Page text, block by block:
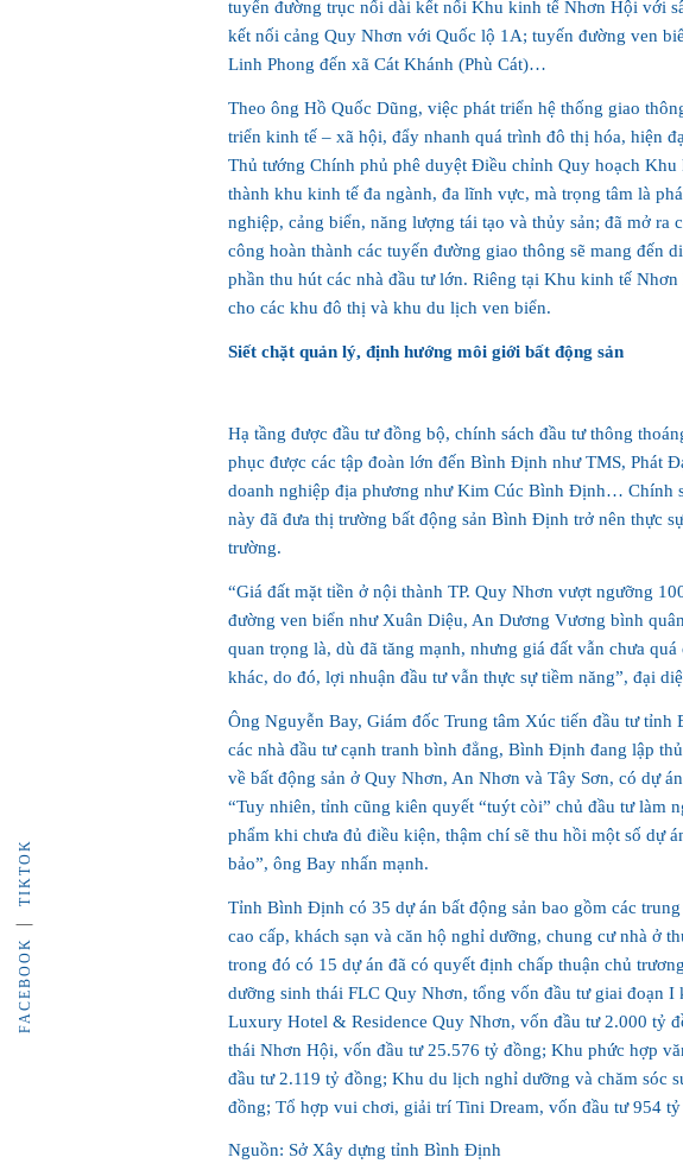
FACEBOOK
TIKTOK
tuyến đường trục nối dài kết nối Khu kinh tế Nhơn Hội với
kết nối cảng Quy Nhơn với Quốc lộ 1A; tuyến đường ven
Linh Phong đến xã Cát Khánh (Phù Cát)…
Theo ông Hồ Quốc Dũng, việc phát triển hệ thống giao
triển kinh tế – xã hội, đẩy nhanh quá trình đô thị hóa, hiện
Thủ tướng Chính phủ phê duyệt Điều chỉnh Quy hoạch
thành khu kinh tế đa ngành, đa lĩnh vực, mà trọng tâm là
nghiệp, cảng biển, năng lượng tái tạo và thủy sản; đã mở
công hoàn thành các tuyến đường giao thông sẽ mang đến
phần thu hút các nhà đầu tư lớn. Riêng tại Khu kinh tế
cho các khu đô thị và khu du lịch ven biển.
Siết chặt quản lý, định hướng môi giới bất động sản
Hạ tầng được đầu tư đồng bộ, chính sách đầu tư thông
phục được các tập đoàn lớn đến Bình Định như TMS, Phát
doanh nghiệp địa phương như Kim Cúc Bình Định… Chính
này đã đưa thị trường bất động sản Bình Định trở nên thực
trường.
“Giá đất mặt tiền ở nội thành TP. Quy Nhơn vượt ngưỡng
đường ven biển như Xuân Diệu, An Dương Vương bình
quan trọng là, dù đã tăng mạnh, nhưng giá đất vẫn chưa
khác, do đó, lợi nhuận đầu tư vẫn thực sự tiềm năng”, đại
Ông Nguyễn Bay, Giám đốc Trung tâm Xúc tiến đầu tư
các nhà đầu tư cạnh tranh bình đẳng, Bình Định đang lập
về bất động sản ở Quy Nhơn, An Nhơn và Tây Sơn, có dự
“Tuy nhiên, tỉnh cũng kiên quyết “tuýt còi” chủ đầu tư làm
phẩm khi chưa đủ điều kiện, thậm chí sẽ thu hồi một số dự
bảo”, ông Bay nhấn mạnh.
Tỉnh Bình Định có 35 dự án bất động sản bao gồm các
cao cấp, khách sạn và căn hộ nghỉ dưỡng, chung cư nhà ở
trong đó có 15 dự án đã có quyết định chấp thuận chủ
dưỡng sinh thái FLC Quy Nhơn, tổng vốn đầu tư giai đoạn
Luxury Hotel & Residence Quy Nhơn, vốn đầu tư 2.000 tỷ
thái Nhơn Hội, vốn đầu tư 25.576 tỷ đồng; Khu phức hợp
đầu tư 2.119 tỷ đồng; Khu du lịch nghỉ dưỡng và chăm sóc
đồng; Tổ hợp vui chơi, giải trí Tini Dream, vốn đầu tư 954
Nguồn: Sở Xây dựng tỉnh Bình Định